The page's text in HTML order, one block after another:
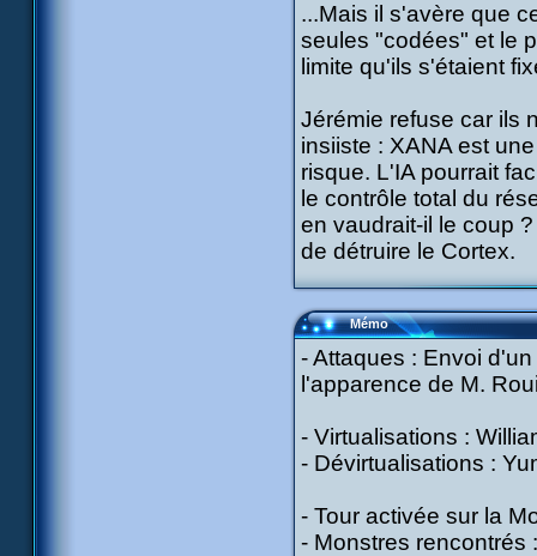
...Mais il s'avère que
seules "codées" et le
limite qu'ils s'étaient
Jérémie refuse car ils
insiiste : XANA est
risque. L'IA pourrait
le contrôle total du
en vaudrait-il le coup
de détruire le Cortex.
Mémo
- Attaques : Envoi
l'apparence de M.
- Virtualisations :
- Dévirtualisations :
- Tour activée sur la
- Monstres rencontrés